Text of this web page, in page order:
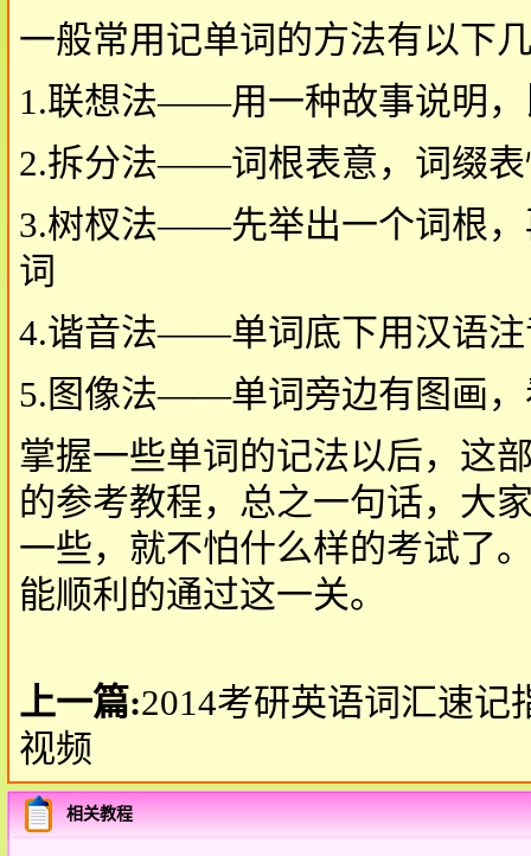
一般常用记单词的方法有以下
1.联想法——用一种故事说明，
2.拆分法——词根表意，词缀表
3.树杈法——先举出一个词根，
词
4.谐音法——单词底下用汉语注
5.图像法——单词旁边有图画，
掌握一些单词的记法以后，这
的参考教程，总之一句话，大
一些，就不怕什么样的考试了
能顺利的通过这一关。
上一篇:2014考研英语词汇速记
视频
相关教程